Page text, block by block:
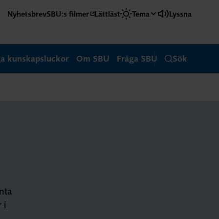
NyhetsbrevSBU:s filmer Lättläst Tema Lyssna
kunskapsluckor Om SBU Fråga SBU Sök
i